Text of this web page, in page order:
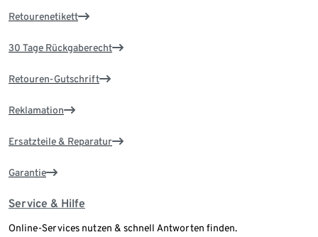
Retourenetikett
30 Tage Rückgaberecht
Retouren-Gutschrift
Reklamation
Ersatzteile & Reparatur
Garantie
Service & Hilfe
Online-Services nutzen & schnell Antworten finden.